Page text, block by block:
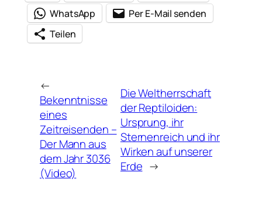
WhatsApp
Per E-Mail senden
Teilen
←
Bekenntnisse
eines
Zeitreisenden –
Der Mann aus
dem Jahr 3036
(Video)
Die Weltherrschaft
der Reptiloiden:
Ursprung, ihr
Sternenreich und ihr
Wirken auf unserer
Erde →